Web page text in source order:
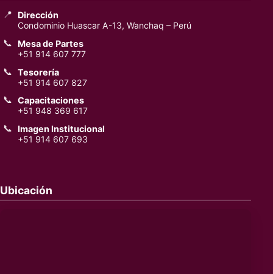
📍
Dirección
Condominio Huascar A-13, Wanchaq – Perú
📞
Mesa de Partes
+51 914 607 777
📞 Tesorería
+51 914 607 827
📞 Capacitaciones
+51 948 369 617
📞
Imagen Institucional
+51 914 607 693
Ubicación